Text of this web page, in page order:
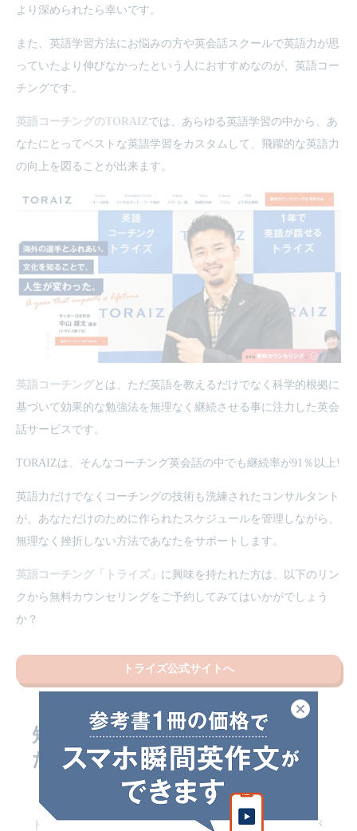
より深められたら幸いです。
また、英語学習方法にお悩みの方や英会話スクールで英語力が思
っていたより伸びなかったという人におすすめなのが、英語コー
チングです。
英語コーチングのTORAIZでは、あらゆる英語学習の中から、あ
なたにとってベストな英語学習をカスタムして、飛躍的な英語力
の向上を図ることが出来ます。
英語コーチングとは、ただ英語を教えるだけでなく科学的根拠に
基づいて効果的な勉強法を無理なく継続させる事に注力した英会
話サービスです。
TORAIZは、そんなコーチング英会話の中でも継続率が91％以上!
英語力だけでなくコーチングの技術も洗練されたコンサルタント
が、あなただけのために作られたスケジュールを管理しながら、
無理なく挫折しない方法であなたをサポートします。
英語コーチング「トライズ」 に興味を持たれた方は、以下のリン
クから無料カウンセリングをご予約してみてはいかがでしょう
か？
トライズ公式サイトへ
短期で英語を話せるようになり
たい方におすすめのスクールは
「トライズ」
トライズ は、日本人コンサルタントとネイティブコーチが
閉じる